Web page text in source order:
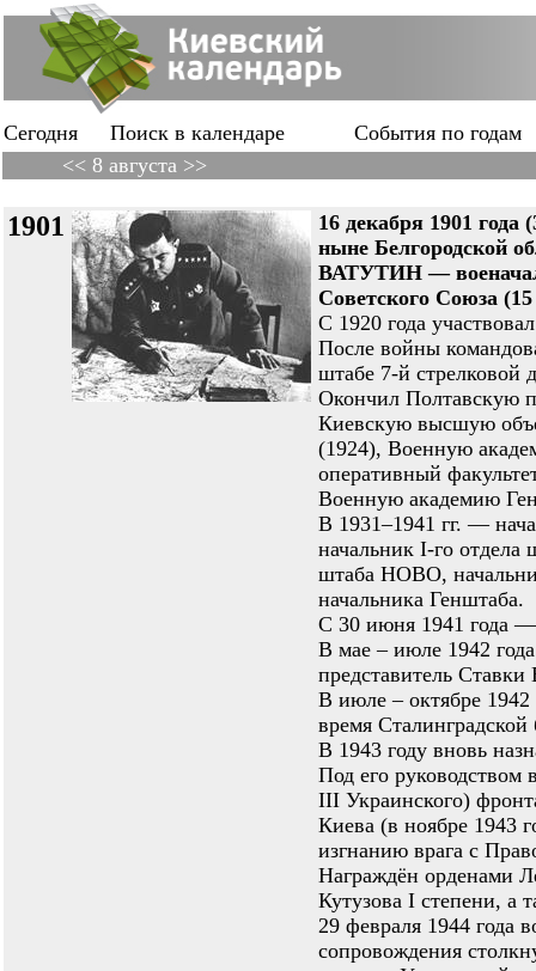
Сегодня Поиск в календаре
События по годам
<< 8 августа >>
1901
16 декабря 1901 года
ныне Белгородской
ВАТУТИН —
Советского Союза
С 1920 года
После войны
штабе 7-й стрелковой
Окончил Полтавскую
Киевскую высшую
(1924), Военную
оперативный
Военную академию
В 1931–1941 гг. —
начальник I-го
штаба НОВО,
начальника Генштаба.
С 30 июня 1941 года —
В мае – июле 1942
представитель
В июле – октябре
время
В 1943 году вновь
Под его руководством
III Украинского)
Киева (в ноябре 1943
изгнанию врага с
Награждён орденами
Кутузова I степени, а
29 февраля 1944 года
сопровождения